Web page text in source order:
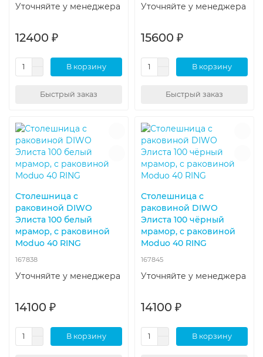
Уточняйте у менеджера
12400 ₽
В корзину
Быстрый заказ
Уточняйте у менеджера
15600 ₽
В корзину
Быстрый заказ
Столешница с
раковиной DIWO
Элиста 100 белый
мрамор, с раковиной
Moduo 40 RING
167838
Уточняйте у менеджера
14100 ₽
В корзину
Столешница с
раковиной DIWO
Элиста 100 чёрный
мрамор, с раковиной
Moduo 40 RING
167845
Уточняйте у менеджера
14100 ₽
В корзину